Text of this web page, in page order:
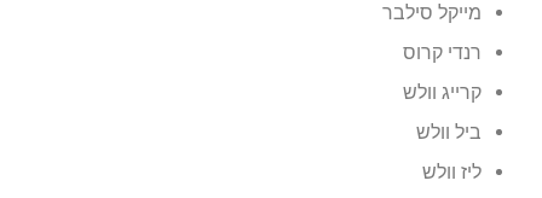
מייקל סילבר
רנדי קרוס
קרייג וולש
ביל וולש
ליז וולש